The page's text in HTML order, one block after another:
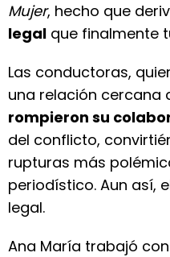
Mujer, hecho que
legal que finalmente
Las conductoras,
una relación cercana
rompieron su
del conflicto,
rupturas más
periodístico. Aun así,
legal.
Ana María trabajó